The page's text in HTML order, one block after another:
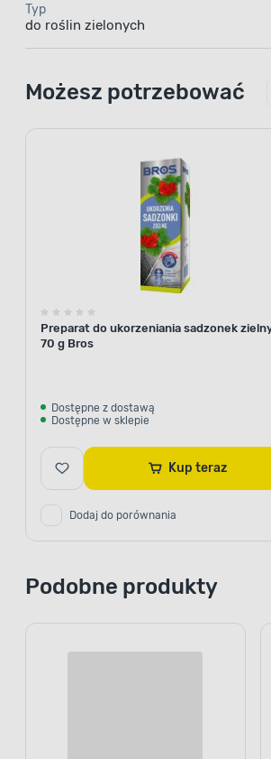
Typ
do roślin zielonych
Możesz potrzebować
Preparat do ukorzeniania sadzonek
70 g Bros
Dostępne z dostawą
Dostępne w sklepie
Kup teraz
Dodaj do porównania
Podobne produkty